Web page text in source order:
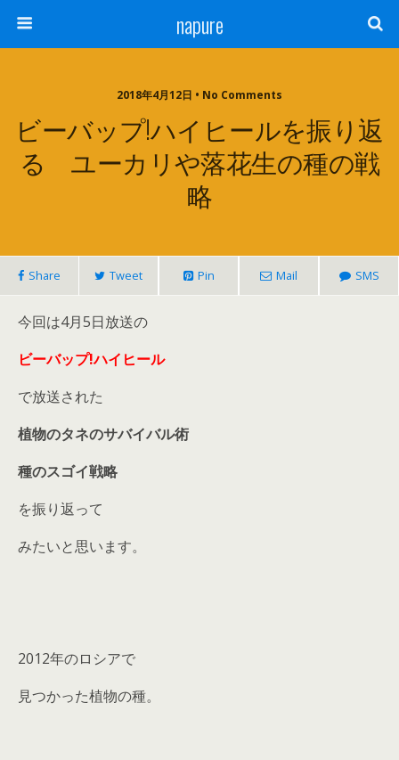
napure
2018年4月12日 • No Comments
ビーバップ!ハイヒールを振り返
る ユーカリや落花生の種の戦
略
Share Tweet Pin Mail SMS
今回は4月5日放送の
ビーバップ!ハイヒール
で放送された
植物のタネのサバイバル術
種のスゴイ戦略
を振り返って
みたいと思います。
2012年のロシアで
見つかった植物の種。